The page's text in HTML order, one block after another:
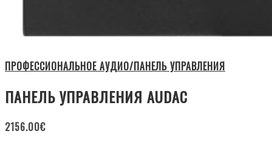
ПРОФЕССИОНАЛЬНОЕ АУДИО/ПАНЕЛЬ УПРАВЛЕНИЯ
ПАНЕЛЬ УПРАВЛЕНИЯ AUDAC
2156.00€